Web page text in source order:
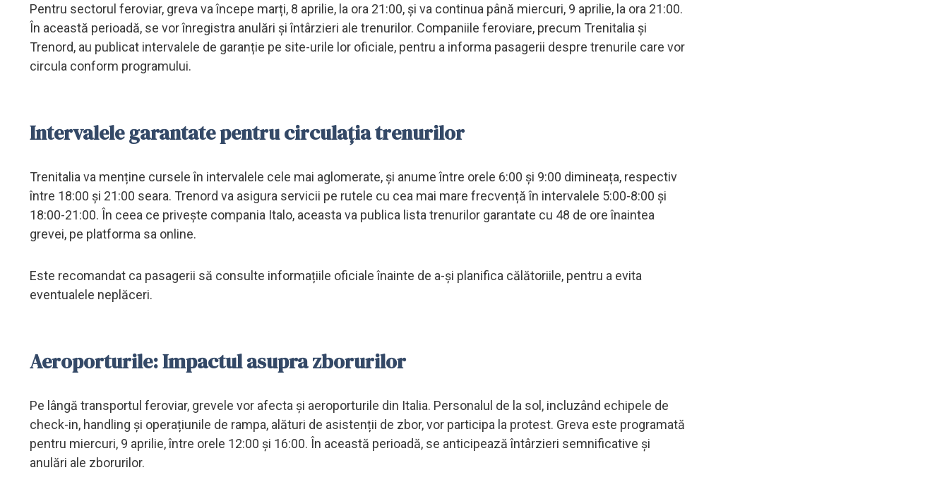
Pentru sectorul feroviar, greva va începe marți, 8 aprilie, la ora 21:00, și va continua până miercuri, 9 aprilie, la ora 21:00.
În această perioadă, se vor înregistra anulări și întârzieri ale trenurilor. Companiile feroviare, precum Trenitalia și
Trenord, au publicat intervalele de garanție pe site-urile lor oficiale, pentru a informa pasagerii despre trenurile care vor
circula conform programului.
Intervalele garantate pentru circulația trenurilor
Trenitalia va menține cursele în intervalele cele mai aglomerate, și anume între orele 6:00 și 9:00 dimineața, respectiv
între 18:00 și 21:00 seara. Trenord va asigura servicii pe rutele cu cea mai mare frecvență în intervalele 5:00-8:00 și
18:00-21:00. În ceea ce privește compania Italo, aceasta va publica lista trenurilor garantate cu 48 de ore înaintea
grevei, pe platforma sa online.
Este recomandat ca pasagerii să consulte informațiile oficiale înainte de a-și planifica călătoriile, pentru a evita
eventualele neplăceri.
Aeroporturile: Impactul asupra zborurilor
Pe lângă transportul feroviar, grevele vor afecta și aeroporturile din Italia. Personalul de la sol, incluzând echipele de
check-in, handling și operațiunile de rampa, alături de asistenții de zbor, vor participa la protest. Greva este programată
pentru miercuri, 9 aprilie, între orele 12:00 și 16:00. În această perioadă, se anticipează întârzieri semnificative și
anulări ale zborurilor.